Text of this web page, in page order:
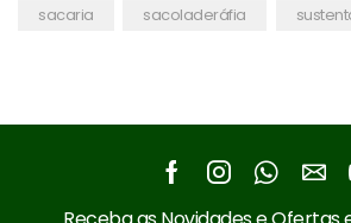
sacaria
sacoladeráfia
Facebook
Instagram